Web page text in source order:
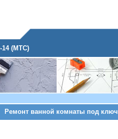
14 (МТС)
Ремонт ванной комнаты под ключ